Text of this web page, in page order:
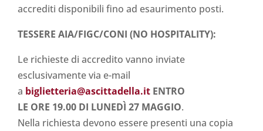
accrediti disponibili fino ad esaurimento posti.
TESSERE AIA/FIGC/CONI (NO HOSPITALITY):
Le richieste di accredito vanno inviate
esclusivamente via e-mail
a biglietteria@ascittadella.it ENTRO
LE ORE 19.00 DI LUNEDÌ 27 MAGGIO.
Nella richiesta devono essere presenti una copia